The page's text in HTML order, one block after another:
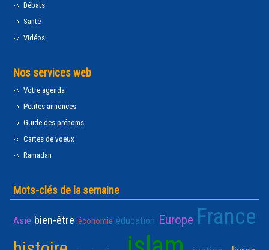
Débats
Santé
Vidéos
Nos services web
Votre agenda
Petites annonces
Guide des prénoms
Cartes de voeux
Ramadan
Mots-clés de la semaine
Asie bien-être économie éducation Europe France